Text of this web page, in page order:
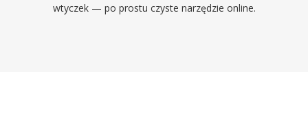
wtyczek — po prostu czyste narzędzie online.